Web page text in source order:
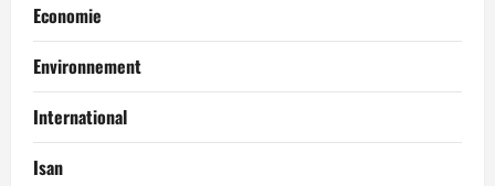
Economie
Environnement
International
Isan